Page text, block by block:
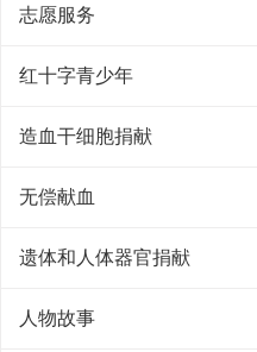
志愿服务
红十字青少年
造血干细胞捐献
无偿献血
遗体和人体器官捐献
人物故事